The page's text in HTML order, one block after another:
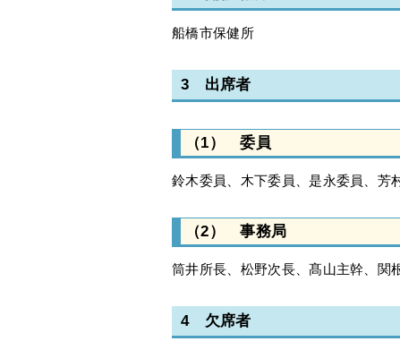
船橋市保健所
3 出席者
（1） 委員
鈴木委員、木下委員、是永委員、芳
（2） 事務局
筒井所長、松野次長、髙山主幹、関
4 欠席者